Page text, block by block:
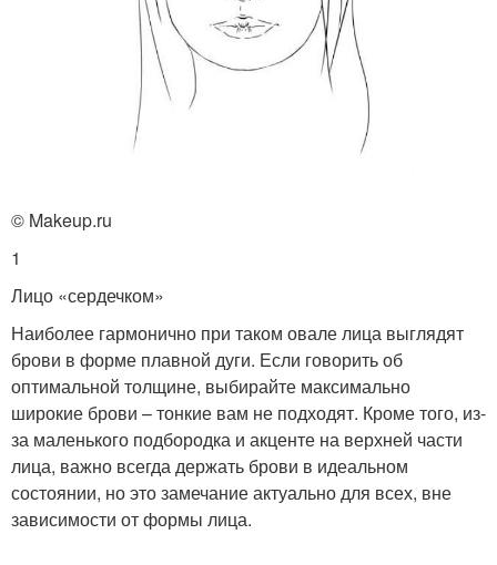
© Makeup.ru
1
Лицо «сердечком»
Наиболее гармонично при таком овале лица выглядят
брови в форме плавной дуги. Если говорить об
оптимальной толщине, выбирайте максимально
широкие брови – тонкие вам не подходят. Кроме того, из-
за маленького подбородка и акценте на верхней части
лица, важно всегда держать брови в идеальном
состоянии, но это замечание актуально для всех, вне
зависимости от формы лица.